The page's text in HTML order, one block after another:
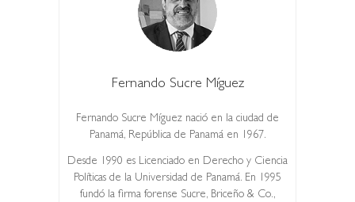
Fernando Sucre Míguez
Fernando Sucre Míguez nació en la ciudad de
Panamá, República de Panamá en 1967.
Desde 1990 es Licenciado en Derecho y Ciencia
Políticas de la Universidad de Panamá. En 1995
fundó la firma forense Sucre, Briceño & Co.,